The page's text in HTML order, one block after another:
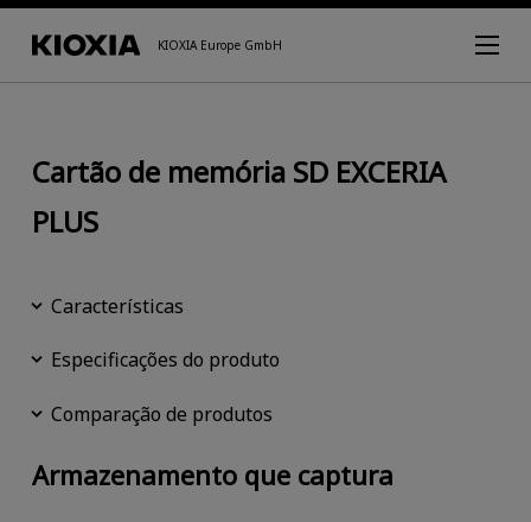
KIOXIA Europe GmbH
Cartão de memória SD EXCERIA
PLUS
Características
Especificações do produto
Comparação de produtos
Armazenamento que captura